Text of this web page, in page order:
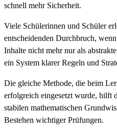
schnell mehr Sicherheit.
Viele Schülerinnen und Schüler
entscheidenden Durchbruch,
Inhalte nicht mehr nur als
ein System klarer Regeln und
Die gleiche Methode, die beim
erfolgreich eingesetzt wurde, hilft
stabilen mathematischen
Bestehen wichtiger Prüfungen.